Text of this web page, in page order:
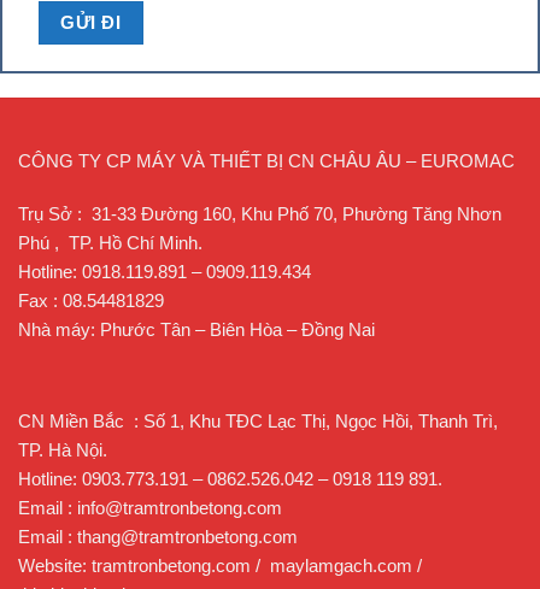
Tham số kỹ thuật:
Tham số kỹ thuật
Kích cỡ
(mm)
(kw)
(tấn/h)
Sản
(tấn/h)
(mm)
HX –
35 37-55 12-30 5 – 10 2500×1620×2600
HX –
45 55-75 25-55
CÔNG TY CP MÁY VÀ THIẾT BỊ CN CHÂU ÂU – EUROMAC
Trụ Sở : 31-33 Đường 160, Khu Phố 70, Phường Tăng Nhơn
Phú , TP. Hồ Chí Minh.
Hotline: 0918.119.891 – 0909.119.434
Fax : 08.54481829
Nhà máy: Phước Tân – Biên Hòa – Đồng Nai
CN Miền Bắc : Số 1, Khu TĐC Lạc Thị, Ngọc Hồi, Thanh Trì,
TP. Hà Nội.
Hotline: 0903.773.191 – 0862.526.042 – 0918 119 891.
Email : info@tramtronbetong.com
Email : thang@tramtronbetong.com
Website: tramtronbetong.com / maylamgach.com /